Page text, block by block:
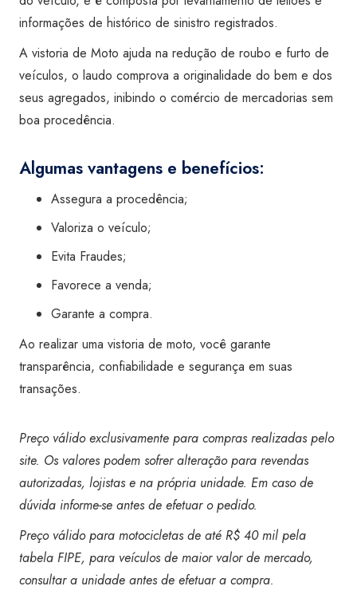
informações de histórico de sinistro registrados.
A vistoria de Moto ajuda na redução de roubo e furto de
veículos, o laudo comprova a originalidade do bem e dos
seus agregados, inibindo o comércio de mercadorias sem
boa procedência.
Algumas vantagens e benefícios:
Assegura a procedência;
Valoriza o veículo;
Evita Fraudes;
Favorece a venda;
Garante a compra.
Ao realizar uma vistoria de moto, você garante
transparência, confiabilidade e segurança em suas
transações.
Preço válido exclusivamente para compras realizadas pelo
site. Os valores podem sofrer alteração para revendas
autorizadas, lojistas e na própria unidade. Em caso de
dúvida informe-se antes de efetuar o pedido.
Preço válido para motocicletas de até R$ 40 mil pela
tabela FIPE, para veículos de maior valor de mercado,
consultar a unidade antes de efetuar a compra.